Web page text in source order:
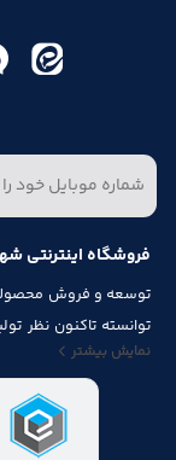
فروشگاه اینترنتی
توسعه و فروش محصولات
توانسته تاکنون نظر
مرتبط با درب و پنجره
چرخ ، پیچ ، ریل ،
نمایش بیشتر